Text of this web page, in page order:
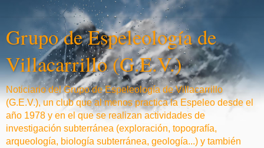
Grupo de Espeleología de
Villacarrillo (G.E.V.)
Noticiario del Grupo de Espeleología de Villacarrillo
(G.E.V.), un club que al menos practica la Espeleo desde el
año 1978 y en el que se realizan actividades de
investigación subterránea (exploración, topografía,
arqueología, biología subterránea, geología...) y también